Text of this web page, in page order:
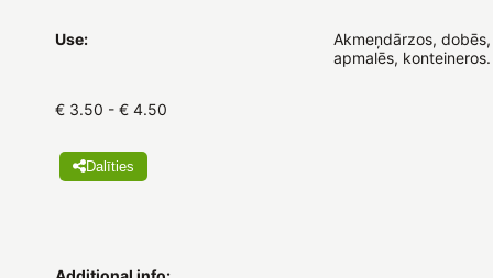
Use:
Akmeņdārzos,
apmalēs,
€ 3.50 - € 4.50
Dalīties